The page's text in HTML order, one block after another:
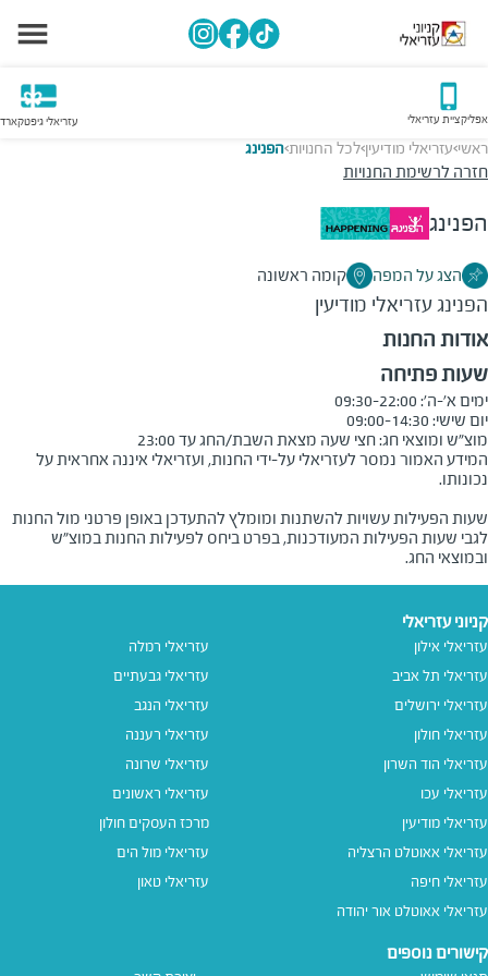
אפליקציית עזריאלי עזריאלי גיפטקארד
ראשי>עזריאלי מודיעין>לכל החנויות>הפנינג
חזרה לרשימת החנויות
הפנינג
הצג על המפה קומה ראשונה
הפנינגעזריאלי מודיעין
אודות החנות
שעות פתיחה
מוצ"ש ומוצאי חג: חצי שעה מצאת השבת/החג עד 23:00
המידע האמור נמסר לעזריאלי על-ידי החנות, ועזריאלי איננה אחראית על
שעות הפעילות עשויות להשתנות ומומלץ להתעדכן באופן פרטני מול החנות
לגבי שעות הפעילות המעודכנות, בפרט ביחס לפעילות החנות במוצ"ש
ובמוצאי החג.
קניוני עזריאלי
עזריאלי אילון
עזריאלי תל אביב
עזריאלי ירושלים
עזריאלי חולון
עזריאלי הוד השרון
עזריאלי עכו
עזריאלי מודיעין
עזריאלי אאוטלט הרצליה
עזריאלי חיפה
עזריאלי אאוטלט אור יהודה
עזריאלי רמלה
עזריאלי גבעתיים
עזריאלי הנגב
עזריאלי רעננה
עזריאלי שרונה
עזריאלי ראשונים
מרכז העסקים חולון
עזריאלי מול הים
עזריאלי טאון
קישורים נוספים